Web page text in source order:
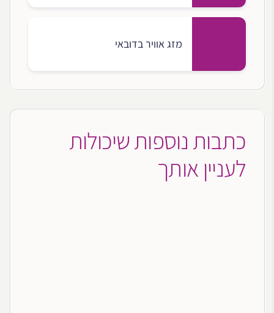
מזג אוויר בדובאי
כתבות נוספות שיכולות
לעניין אותך